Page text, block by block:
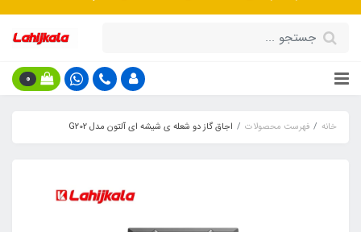
0
خانه فهرست محصولات اجاق گاز دو شعله ی شیشه ای آلتون مدل G202